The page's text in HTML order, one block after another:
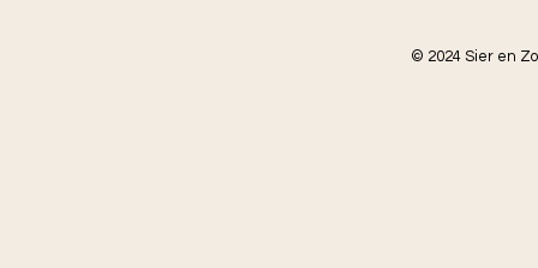
© 2024 Sier en